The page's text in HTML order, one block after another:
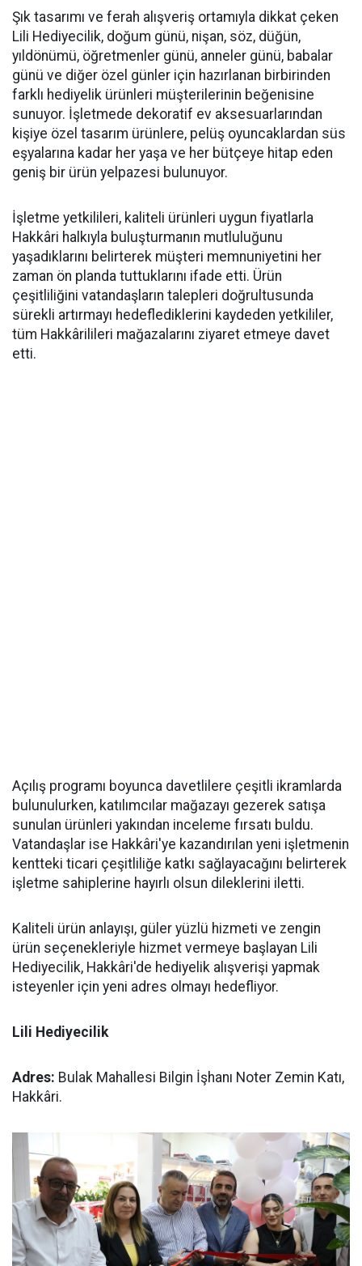
Şık tasarımı ve ferah alışveriş ortamıyla dikkat çeken
Lili Hediyecilik, doğum günü, nişan, söz, düğün,
yıldönümü, öğretmenler günü, anneler günü, babalar
günü ve diğer özel günler için hazırlanan birbirinden
farklı hediyelik ürünleri müşterilerinin beğenisine
sunuyor. İşletmede dekoratif ev aksesuarlarından
kişiye özel tasarım ürünlere, pelüş oyuncaklardan süs
eşyalarına kadar her yaşa ve her bütçeye hitap eden
geniş bir ürün yelpazesi bulunuyor.
İşletme yetkilileri, kaliteli ürünleri uygun fiyatlarla
Hakkâri halkıyla buluşturmanın mutluluğunu
yaşadıklarını belirterek müşteri memnuniyetini her
zaman ön planda tuttuklarını ifade etti. Ürün
çeşitliliğini vatandaşların talepleri doğrultusunda
sürekli artırmayı hedeflediklerini kaydeden yetkililer,
tüm Hakkârilileri mağazalarını ziyaret etmeye davet
etti.
Açılış programı boyunca davetlilere çeşitli ikramlarda
bulunulurken, katılımcılar mağazayı gezerek satışa
sunulan ürünleri yakından inceleme fırsatı buldu.
Vatandaşlar ise Hakkâri'ye kazandırılan yeni işletmenin
kentteki ticari çeşitliliğe katkı sağlayacağını belirterek
işletme sahiplerine hayırlı olsun dileklerini iletti.
Kaliteli ürün anlayışı, güler yüzlü hizmeti ve zengin
ürün seçenekleriyle hizmet vermeye başlayan Lili
Hediyecilik, Hakkâri'de hediyelik alışverişi yapmak
isteyenler için yeni adres olmayı hedefliyor.
Lili Hediyecilik
Adres: Bulak Mahallesi Bilgin İşhanı Noter Zemin Katı,
Hakkâri.